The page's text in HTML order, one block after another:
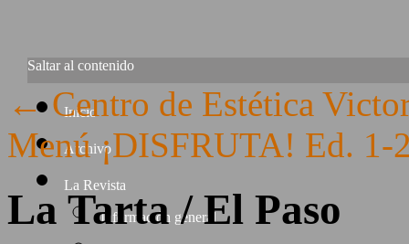
Saltar al contenido
Inicio
Archivo
La Revista
Información general
←Centro de Estética
Menú ¡DISFRUTA! Ed.
La Tarta / El Paso